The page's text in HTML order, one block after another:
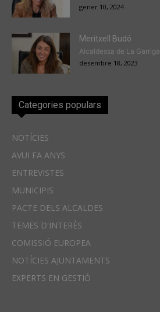
gener 10, 2024
Meritxell Budó
Alcaldessa de La Garriga
desembre 18, 2023
Categories populars
NOTÍCIES
AVUI FA ANYS
ENTREVISTES
MUNICIPIS
PACTE DELS ALCALDES
TEMES D'INTERÈS
COMISSIÓ EUROPEA
NOTÍCIES AJUNTAMENTS
EXPERTS EN GESTIÓ